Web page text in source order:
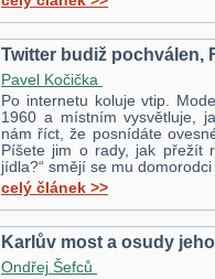
Twitter budiž
Pavel Kočička
Po internetu koluje vtip.
1960 a místním vysvětluje,
nám říct, že posnídáte
Píšete jim o rady, jak přežít
jídla?“ smějí se mu
celý článek >>
Karlův most a osudy
Ondřej Šefců